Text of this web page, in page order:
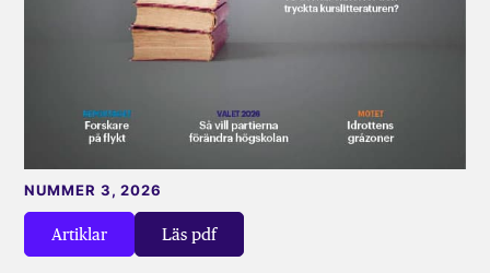
Artiklar Läs pdf
NUMMER 3, 2026